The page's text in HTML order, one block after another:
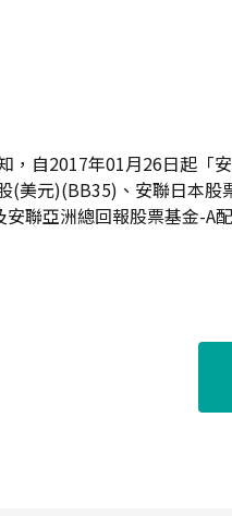
，自2017年01月26日起「
(美元)(BB35)、安聯日本
聯亞洲總回報股票基金-A